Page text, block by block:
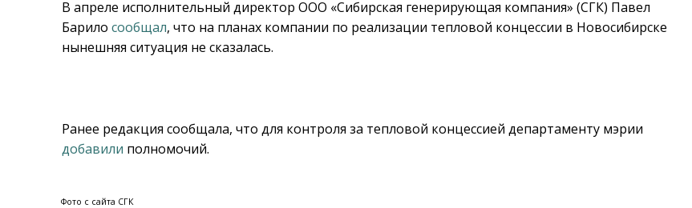
В апреле исполнительный директор ООО «Сибирская генерирующая компания» (СГК) Павел
Барилосообщал, что на планах компании по реализации тепловой концессии в Новосибирске
нынешняя ситуация не сказалась.
Ранее редакция сообщала, что для контроля за тепловой концессией департаменту мэрии
добавили полномочий.
Фото с сайта СГК